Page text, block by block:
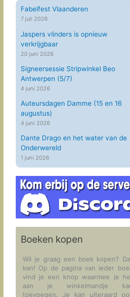
Fabelfest Vlaanderen
7 juli 2026
Jaspers vlinders is opnieuw
verkrijgbaar
20 juni 2026
Signeersessie Stripwinkel Beo
Antwerpen (5/7)
4 juni 2026
Auteursdagen Damme (15 en 16
augustus)
4 juni 2026
Dante Drago en het water van de
Onderwereld
1 juni 2026
Boeken kopen
Wil je graag een boek kopen?
kan! Op de pagina van ieder
vind je een knop waarmee je
aan je winkelmandje
toevoegen. Je kan uiteraard